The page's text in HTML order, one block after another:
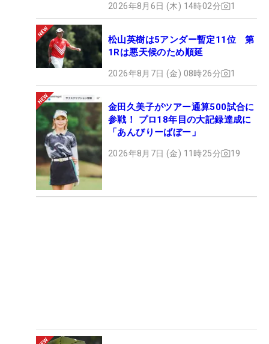
2026年8月6日 (木) 14時02分 1
松山英樹は5アンダー暫定11位 第
1Rは悪天候のため順延
2026年8月7日 (金) 08時26分 1
金田久美子がツアー通算500試合に
参戦！ プロ18年目の大記録達成に
「あんびりーばぼー」
2026年8月7日 (金) 11時25分 19